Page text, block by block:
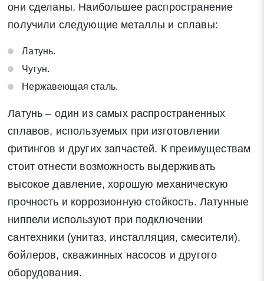
они сделаны. Наибольшее распространение
получили следующие металлы и сплавы:
Латунь.
Чугун.
Нержавеющая сталь.
Латунь – один из самых распространенных
сплавов, используемых при изготовлении
фитингов и других запчастей. К преимуществам
стоит отнести возможность выдерживать
высокое давление, хорошую механическую
прочность и коррозионную стойкость. Латунные
ниппели используют при подключении
сантехники (унитаз, инсталляция, смесители),
бойлеров, скважинных насосов и другого
оборудования.